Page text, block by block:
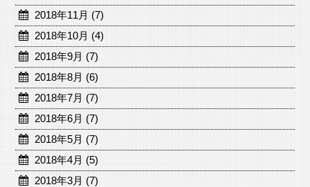
2018年11月 (7)
2018年10月 (4)
2018年9月 (7)
2018年8月 (6)
2018年7月 (7)
2018年6月 (7)
2018年5月 (7)
2018年4月 (5)
2018年3月 (7)